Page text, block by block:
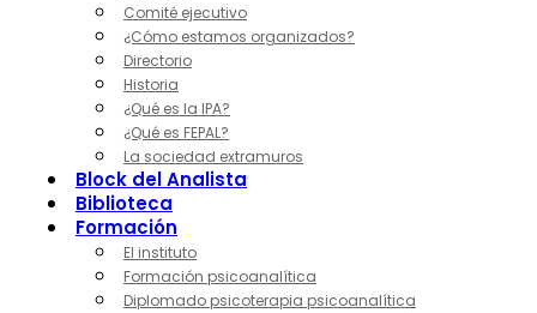
Comité ejecutivo
¿Cómo estamos organizados?
Directorio
Historia
¿Qué es la IPA?
¿Qué es FEPAL?
La sociedad extramuros
Block del Analista
Biblioteca
Formación
El instituto
Formación psicoanalítica
Diplomado psicoterapia psicoanalítica